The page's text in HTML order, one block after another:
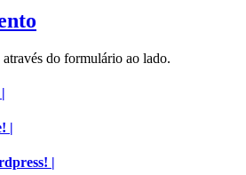
do formulário ao lado.
|
|